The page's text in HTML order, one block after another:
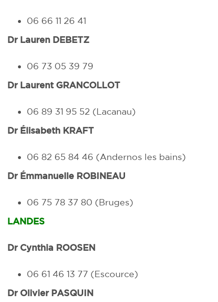
06 66 11 26 41
Dr Lauren DEBETZ
06 73 05 39 79
Dr Laurent GRANCOLLOT
06 89 31 95 52 (Lacanau)
Dr Élisabeth KRAFT
06 82 65 84 46 (Andernos les bains)
Dr Émmanuelle ROBINEAU
06 75 78 37 80 (Bruges)
LANDES
Dr Cynthia ROOSEN
06 61 46 13 77 (Escource)
Dr Olivier PASQUIN